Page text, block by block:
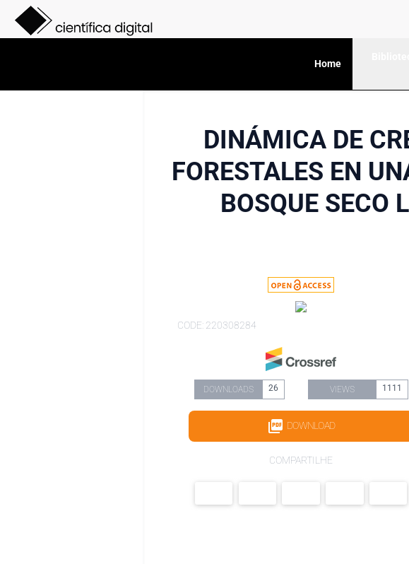
Home
DINÁMICA DE
FORESTALES EN
BOSQUE SECO
CODE: 220308284
DOWNLOADS 26 VIEWS 1111
DOWNLOAD
COMPARTILHE